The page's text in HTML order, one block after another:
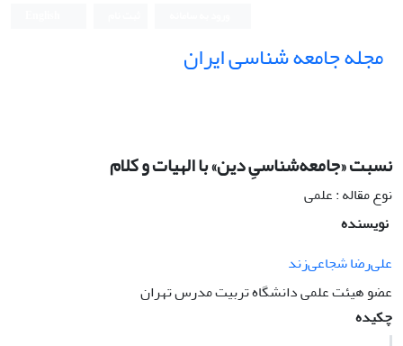
مجله جامعه شناسی ایران
نسبت «جامعه‌شناسیِ دین» با الهیات و کلام
نوع مقاله : علمی
نویسنده
علی‌رضا شجاعی‌زند
عضو هیئت علمی دانشگاه تربیت مدرس تهران
چکیده